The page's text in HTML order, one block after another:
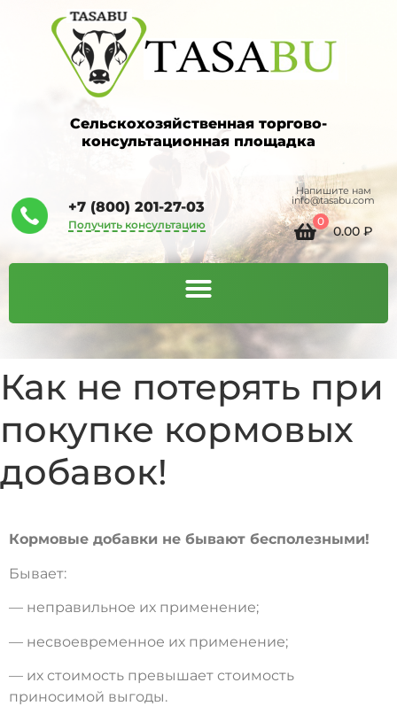
Сельскохозяйственная торгово-
консультационная площадка
Напишите нам
info@tasabu.com
0
0.00 ₽
+7 (800) 201-27-03
Получить консультацию
Как не потерять при
покупке кормовых
добавок!
Кормовые добавки не бывают бесполезными!
Бывает:
— неправильное их применение;
— несвоевременное их применение;
— их стоимость превышает стоимость
приносимой выгоды.